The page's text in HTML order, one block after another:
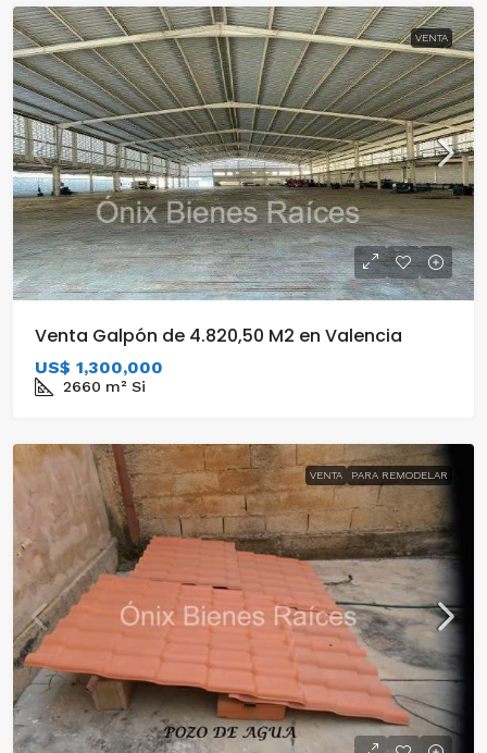
VENTA
Venta Galpón de 4.820,50 M2 en Valencia
US$ 1,300,000
2660 m² Si
VENTA PARA REMODELAR